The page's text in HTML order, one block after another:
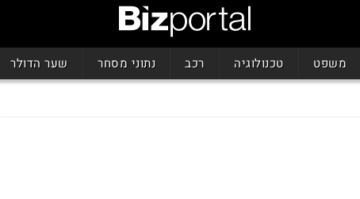
משפט טכנולוגיה רכב נתוני מסחר שער הדולר